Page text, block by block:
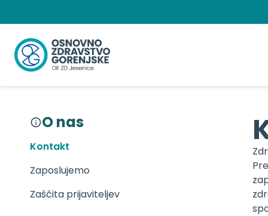
na
vsebino
O nas
Kontakt
Zaposlujemo
Zaščita prijaviteljev